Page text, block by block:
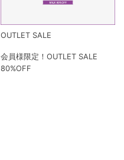
OUTLET SALE
会員様限定！OUTLET SALE
80%OFF